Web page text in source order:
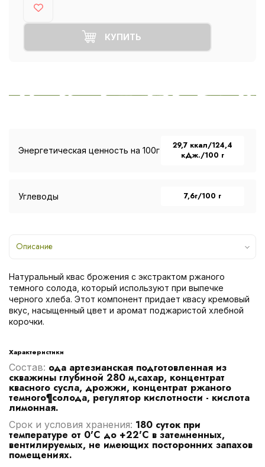
КУПИТЬ
Энергетическая ценность на 100г
29,7 ккал/124,4
кДж./100 г
Углеводы 7,6г/100 г
Описание
Натуральный квас брожения с экстрактом ржаного
темного солода, который используют при выпечке
черного хлеба. Этот компонент придает квасу кремовый
вкус, насыщенный цвет и аромат поджаристой хлебной
корочки.
Характеристики
Cостав: ода артезианская подготовленная из
скважины глубиной 280 м,сахар, концентрат
квасного сусла, дрожжи, концентрат ржаного
темного¶солода, регулятор кислотности - кислота
лимонная.
Срок и условия хранения: 180 суток при
температуре от 0'C до +22'C в затемненных,
вентилируемых, не имеющих посторонних запахов
помещениях.